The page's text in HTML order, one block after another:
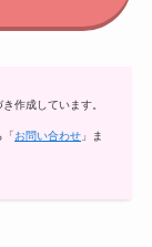
き作成しています。
「お問い合わせ 」ま